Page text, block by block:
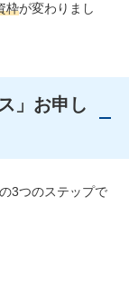
枠が変わりまし
」お申し
3つのステップで